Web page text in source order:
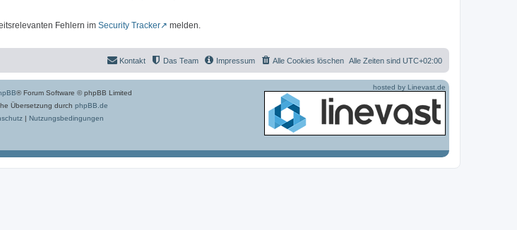
Fehlern im Security Tracker melden.
Alle Zeiten sind UTC+02:00
Alle Cookies löschen
Impressum
Das Team
Kontakt
® Forum Software © phpBB Limited
Übersetzung durch phpBB.de
| Nutzungsbedingungen
hosted by Linevast.de